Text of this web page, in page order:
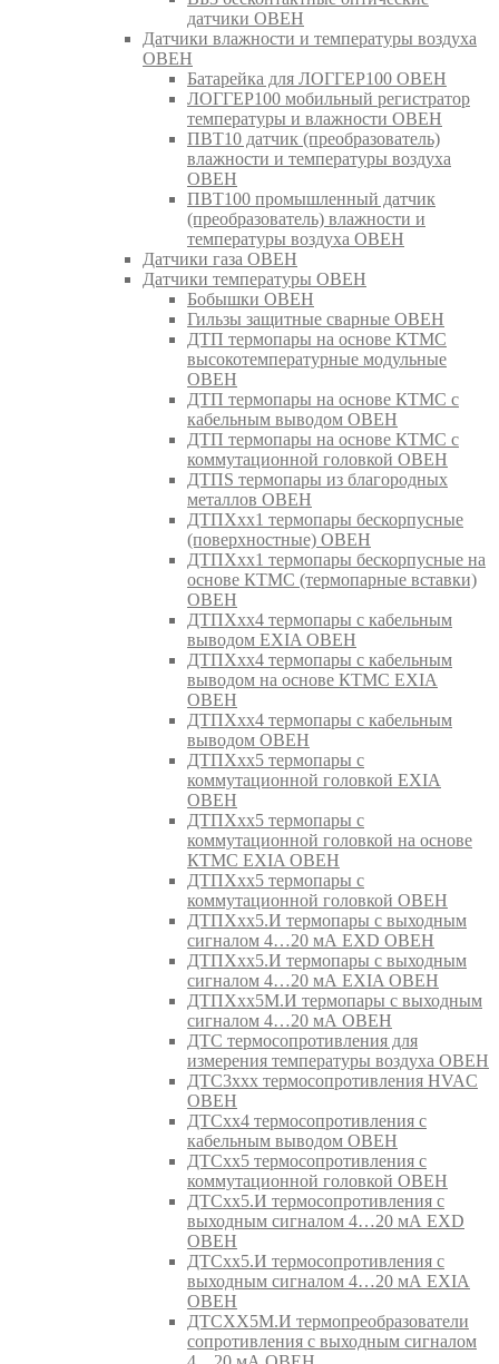
датчики ОВЕН
Датчики влажности и температуры воздуха
ОВЕН
Батарейка для ЛОГГЕР100 ОВЕН
ЛОГГЕР100 мобильный регистратор
температуры и влажности ОВЕН
ПВТ10 датчик (преобразователь)
влажности и температуры воздуха
ОВЕН
ПВТ100 промышленный датчик
(преобразователь) влажности и
температуры воздуха ОВЕН
Датчики газа ОВЕН
Датчики температуры ОВЕН
Бобышки ОВЕН
Гильзы защитные сварные ОВЕН
ДТП термопары на основе КТМС
высокотемпературные модульные
ОВЕН
ДТП термопары на основе КТМС с
кабельным выводом ОВЕН
ДТП термопары на основе КТМС с
коммутационной головкой ОВЕН
ДТПS термопары из благородных
металлов ОВЕН
ДТПХхх1 термопары бескорпусные
(поверхностные) ОВЕН
ДТПХхх1 термопары бескорпусные на
основе КТМС (термопарные вставки)
ОВЕН
ДТПХхх4 термопары с кабельным
выводом EXIA ОВЕН
ДТПХхх4 термопары с кабельным
выводом на основе КТМС EXIA
ОВЕН
ДТПХхх4 термопары с кабельным
выводом ОВЕН
ДТПХхх5 термопары с
коммутационной головкой EXIA
ОВЕН
ДТПХхх5 термопары с
коммутационной головкой на основе
КТМС EXIA ОВЕН
ДТПХхх5 термопары с
коммутационной головкой ОВЕН
ДТПХхх5.И термопары с выходным
сигналом 4…20 мА EXD ОВЕН
ДТПХхх5.И термопары с выходным
сигналом 4…20 мА EXIA ОВЕН
ДТПХхх5М.И термопары с выходным
сигналом 4…20 мА ОВЕН
ДТС термосопротивления для
измерения температуры воздуха ОВЕН
ДТС3ххх термосопротивления HVAC
ОВЕН
ДТСхх4 термосопротивления с
кабельным выводом ОВЕН
ДТСхх5 термосопротивления с
коммутационной головкой ОВЕН
ДТСхх5.И термосопротивления с
выходным сигналом 4…20 мА EXD
ОВЕН
ДТСхх5.И термосопротивления с
выходным сигналом 4…20 мА EXIA
ОВЕН
ДТСХХ5М.И термопреобразователи
сопротивления с выходным сигналом